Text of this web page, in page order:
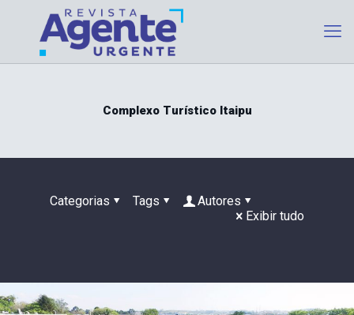
Complexo Turístico Itaipu
Categorias Tags
Autores
Exibir tudo